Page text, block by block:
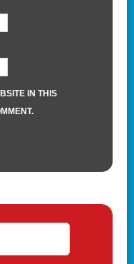
IN THIS